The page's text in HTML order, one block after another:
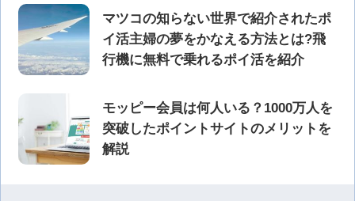
マツコの知らない世界で紹介されたポ
イ活主婦の夢をかなえる方法とは?飛
行機に無料で乗れるポイ活を紹介
モッピー会員は何人いる？1000万人を
突破したポイントサイトのメリットを
解説